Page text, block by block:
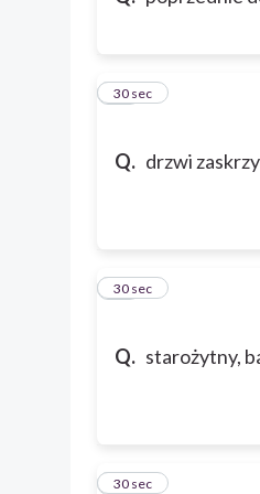
Q. drzwi
18
30 sec
Q. starożytny,
19
30 sec
20
30 sec